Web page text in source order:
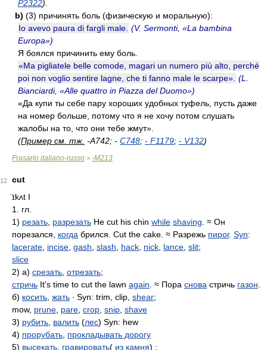
P2322).
b) (3) причинять боль (физическую и моральную):
Io avevo paura di fargli male. (V. Sermonti, «La bambina
Europa»)
Я боялся причинить ему боль.
«Ma pigliatele belle comode, magari un numero più alto, perché
poi non voglio sentire lagne, che ti fanno male le scarpe». (L.
Bianciardi, «Alle quattro in Piazza del Duomo»)
«Да купи ты себе пару хороших удобных туфель, пусть даже
на номер больше, потому что я не хочу потом слушать
жалобы на то, что они тебе жмут».
(Пример см. тж. -A742; - C748; - F1179; - V132)
Frasario italiano-russo > -M213
12
cut
̈ɪkʌt I
1. гл.
1) резать разрезать He cut his chin while shaving . ≈ Он
порезался, когда брился. Cut the cake. ≈ Разрежь пирог. Syn:
lacerate incise gash slash hack nick lance slit;
slice
2) а) срезать отрезать;
стричь It's time to cut the lawn again . ≈ Пора снова стричь газон
б) косить жать ∙ Syn: trim, clip, shear;
mow, prune pare crop snip shave
3) рубить валить (лес) Syn: hew
4) прорубать прокладывать дорогу
5) высекать гравировать( из камня) ;